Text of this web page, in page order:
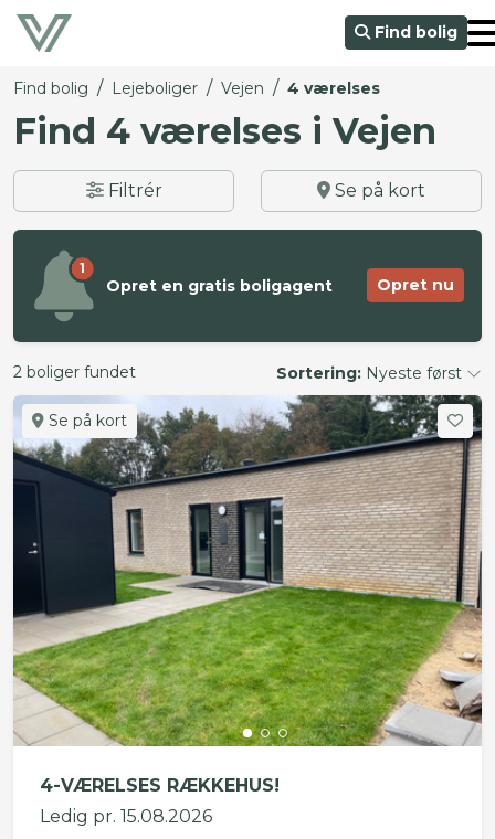
Find bolig
Find bolig / Lejeboliger / Vejen / 4 værelses
Find 4 værelses i Vejen
Filtrér Se på kort
1
Opret en gratis boligagent Opret nu
2 boliger fundet Sortering: Nyeste først
Se på kort
4-VÆRELSES RÆKKEHUS!
Ledig pr. 15.08.2026